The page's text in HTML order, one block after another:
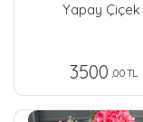
Yapay Çiçek
3500 ,00 TL